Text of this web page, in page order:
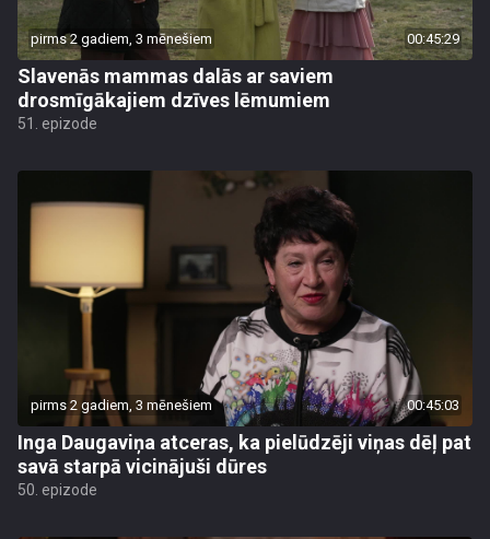
pirms 2 gadiem, 3 mēnešiem 00:45:29
Slavenās mammas dalās ar saviem
drosmīgākajiem dzīves lēmumiem
51. epizode
pirms 2 gadiem, 3 mēnešiem 00:45:03
Inga Daugaviņa atceras, ka pielūdzēji viņas dēļ pat
savā starpā vicinājuši dūres
50. epizode